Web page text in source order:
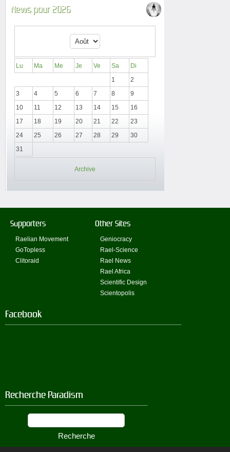
News pour 2026
Lu Ma Me Je Ve Sa
Di
1
2
3
4 5 6 7 8
9
10
11 12 13 14 15
16
17
18 19 20 21 22
23
24
25 26 27 28 29
30
31
Archive
Supporters
Raelian Movement
GoTopless
Clitoraid
Other Sites
Geniocracy
Rael-Science
Rael News
Rael Africa
Scientific Design
Scientopolis
Facebook
Recherche Paradism